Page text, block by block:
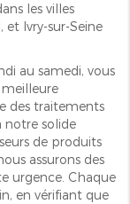
les villes
et Ivry-sur-Seine
au samedi, vous
meilleure
des traitements
notre solide
de produits
assurons des
urgence. Chaque
en vérifiant que